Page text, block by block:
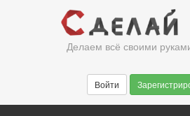
Делаем всё своими
Войти